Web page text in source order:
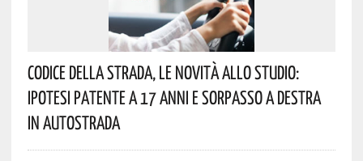
Codice Della Strada, Le Novità Allo Studio:
Ipotesi Patente A 17 Anni E Sorpasso A Destra
In Autostrada